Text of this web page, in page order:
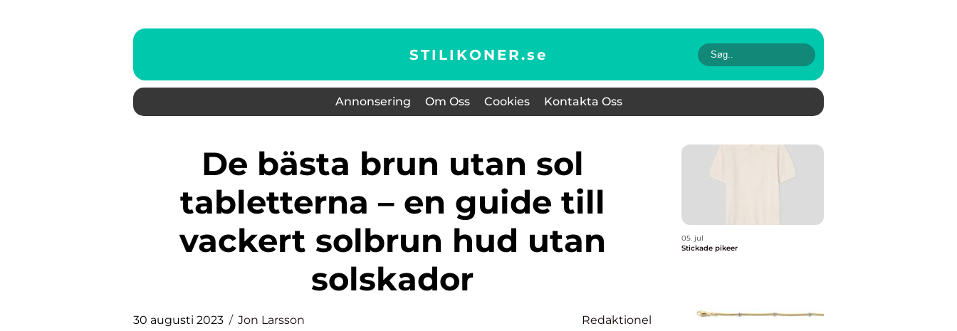
STILIKONER.se
Annonsering Om Oss Cookies Kontakta Oss
De bästa brun utan sol
tabletterna – en guide till
vackert solbrun hud utan
solskador
30 augusti 2023 Jon Larsson Redaktionel
05. jul
Stickade pikeer